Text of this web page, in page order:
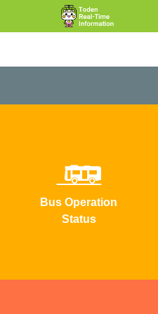
Bus Operation
Status